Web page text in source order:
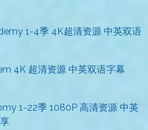
1-4季 4K超清资源 中英双语
4K 超清资源 中英双语字幕
1-22季 1080P 高清资源 中英